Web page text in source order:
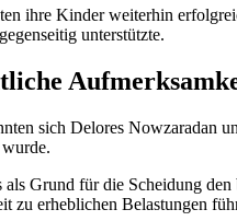
ihre Kinder weiterhin
unterstützte.
sich Delores Nowzaradan
Grund für die Scheidung
zu erheblichen Belastungen